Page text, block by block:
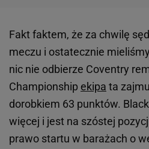
Fakt faktem, że za chwilę
meczu i ostatecznie
nic nie odbierze Coventry
Championship ekipa ta
dorobkiem 63 punktów.
więcej i jest na szóstej
prawo startu w barażach o